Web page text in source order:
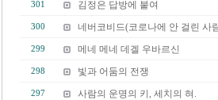
301 김정은 답방에 붙여
300 네버코비드(코로나에 안 걸린 사
299 메네 메네 데겔 우바르신
298 빛과 어둠의 전쟁
297 사람의 운명의 키, 세치의 혀.